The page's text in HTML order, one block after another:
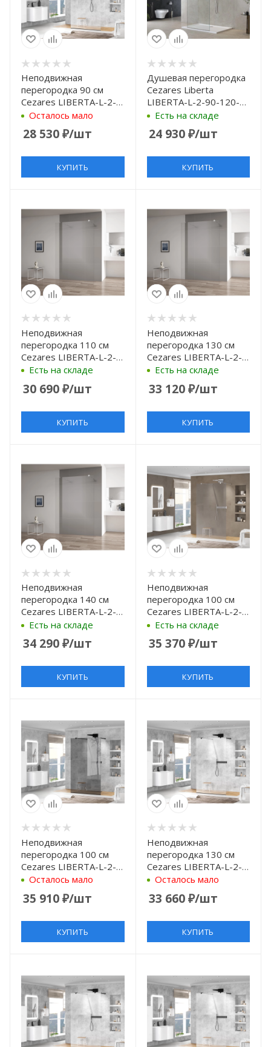
Неподвижная
перегородка 90 см
Cezares LIBERTA-L-2-
90-C-NERO
прозрачное
Осталось мало
28 530₽/шт
КУПИТЬ
Душевая перегородка
Cezares Liberta
LIBERTA-L-2-90-120-C-
Cr 90 см, профиль
хром, стекло
прозрачное
Есть на складе
24 930₽/шт
КУПИТЬ
Неподвижная
перегородка 110 см
Cezares LIBERTA-L-2-
110-C-Cr прозрачное
Есть на складе
30 690₽/шт
КУПИТЬ
Неподвижная
перегородка 130 см
Cezares LIBERTA-L-2-
130-C-Cr прозрачное
Есть на складе
33 120₽/шт
КУПИТЬ
Неподвижная
перегородка 140 см
Cezares LIBERTA-L-2-
140-C-Cr прозрачное
Есть на складе
34 290₽/шт
КУПИТЬ
Неподвижная
перегородка 100 см
Cezares LIBERTA-L-2-
100-GR-Cr графитовое
Есть на складе
35 370₽/шт
КУПИТЬ
Неподвижная
перегородка 100 см
Cezares LIBERTA-L-2-
100-GR-NERO
Осталось мало
35 910₽/шт
КУПИТЬ
Неподвижная
перегородка 130 см
Cezares LIBERTA-L-2-
130-C-NERO
Осталось мало
33 660₽/шт
КУПИТЬ